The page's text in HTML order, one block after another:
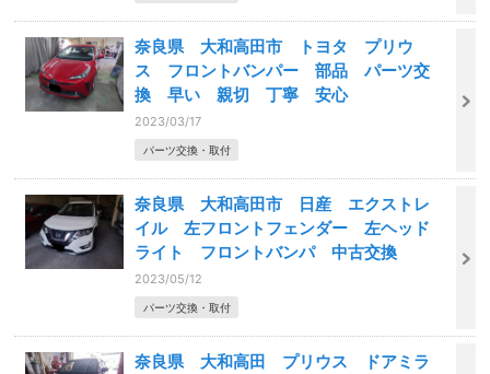
奈良県 大和高田市 トヨタ プリウ
ス フロントバンパー 部品 パーツ交
換 早い 親切 丁寧 安心
2023/03/17
パーツ交換・取付
奈良県 大和高田市 日産 エクストレ
イル 左フロントフェンダー 左ヘッド
ライト フロントバンパ 中古交換
2023/05/12
パーツ交換・取付
奈良県 大和高田 プリウス ドアミラ